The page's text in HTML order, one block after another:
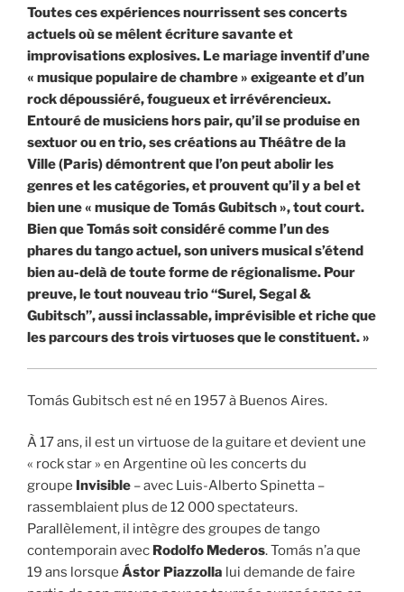
Toutes ces expériences nourrissent ses concerts
actuels où se mêlent écriture savante et
improvisations explosives. Le mariage inventif d’une
« musique populaire de chambre » exigeante et d’un
rock dépoussiéré, fougueux et irrévérencieux.
Entouré de musiciens hors pair, qu’il se produise en
sextuor ou en trio, ses créations au Théâtre de la
Ville (Paris) démontrent que l’on peut abolir les
genres et les catégories, et prouvent qu’il y a bel et
bien une « musique de Tomás Gubitsch », tout court.
Bien que Tomás soit considéré comme l’un des
phares du tango actuel, son univers musical s’étend
bien au-delà de toute forme de régionalisme. Pour
preuve, le tout nouveau trio “Surel, Segal &
Gubitsch”, aussi inclassable, imprévisible et riche que
les parcours des trois virtuoses que le constituent. »
Tomás Gubitsch est né en 1957 à Buenos Aires.
À 17 ans, il est un virtuose de la guitare et devient une
« rock star » en Argentine où les concerts du
groupe Invisible – avec Luis-Alberto Spinetta –
rassemblaient plus de 12 000 spectateurs.
Parallèlement, il intègre des groupes de tango
contemporain avec Rodolfo Mederos. Tomás n’a que
19 ans lorsque Ástor Piazzolla lui demande de faire